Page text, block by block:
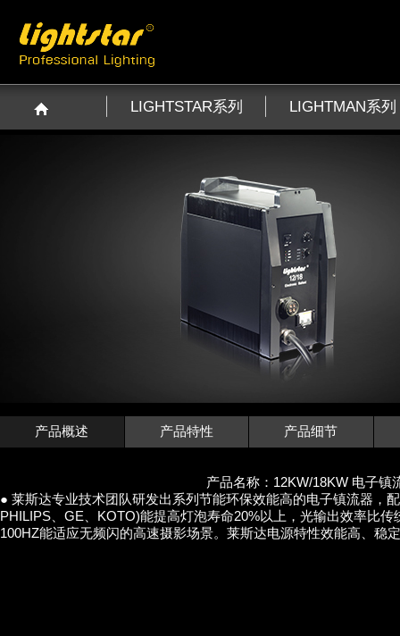
LIGHTSTAR系列 LIGHTMAN系列
产品概述 产品特性 产品细节
产品名称：12KW/18KW 电子镇
● 莱斯达专业技术团队研发出系列节能环保效能高的电子镇流器，
PHILIPS、GE、KOTO)能提高灯泡寿命20%以上，光输出效率比
100HZ能适应无频闪的高速摄影场景。莱斯达电源特性效能高、稳